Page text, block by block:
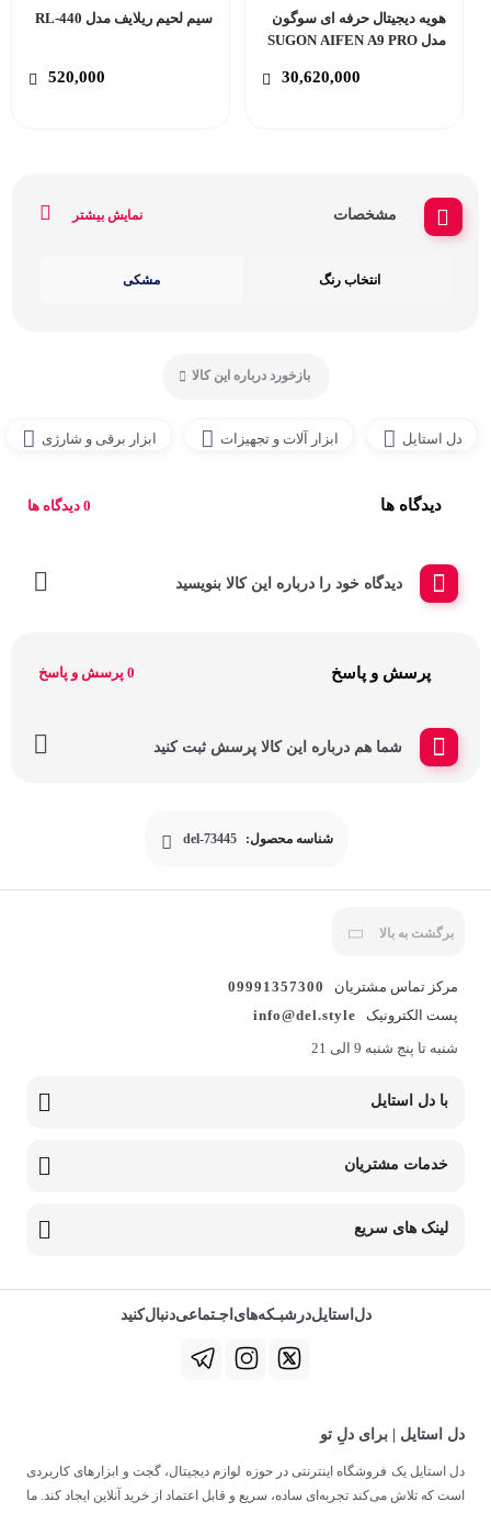
هویه دیجیتال حرفه ای سوگون
مدل SUGON AIFEN A9 PRO
30,620,000
سیم لحیم ریلایف مدل RL-440
520,000
مشخصات نمایش بیشتر
انتخاب رنگ مشکی
بازخورد درباره این کالا
دل استایل ابزار آلات و تجهیزات ابزار برقی و شارژی
دیدگاه ها 0 دیدگاه ها
دیدگاه خود را درباره این کالا بنویسید
پرسش و پاسخ 0 پرسش و پاسخ
شما هم درباره این کالا پرسش ثبت کنید
شناسه محصول: del-73445
برگشت به بالا
مرکز تماس مشتریان
09991357300
پست الکترونیک
info@del.style
شنبه تا پنج شنبه 9 الی 21
با دل استایل
خدمات مشتریان
لینک های سریع
دل‌استایل‌در‌‌شبـکه‌های‌اجـتماعی‌دنبال‌کنید
دل استایل | برای دلِ تو
دل استایل یک فروشگاه اینترنتی در حوزه لوازم دیجیتال، گجت و ابزارهای کاربردی
است که تلاش می‌کند تجربه‌ای ساده، سریع و قابل اعتماد از خرید آنلاین ایجاد کند. ما